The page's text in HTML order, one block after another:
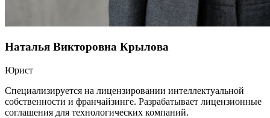
Наталья Викторовна Крылова
Юрист
Специализируется на лицензировании интеллектуальной
собственности и франчайзинге. Разрабатывает лицензионные
соглашения для технологических компаний.